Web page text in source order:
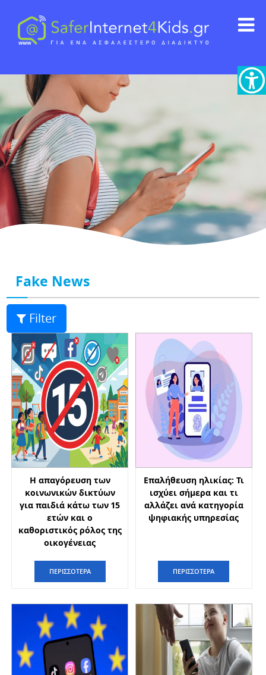
Fake News
Filter
Η απαγόρευση των
κοινωνικών δικτύων
για παιδιά κάτω των 15
ετών και ο
καθοριστικός ρόλος της
οικογένειας
ΠΕΡΙΣΣΟΤΕΡΑ
Επαλήθευση ηλικίας: Τι
ισχύει σήμερα και τι
αλλάζει ανά κατηγορία
ψηφιακής υπηρεσίας
ΠΕΡΙΣΣΟΤΕΡΑ